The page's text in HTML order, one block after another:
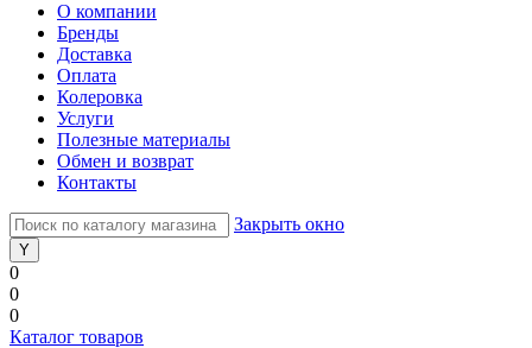
О компании
Бренды
Доставка
Оплата
Колеровка
Услуги
Полезные материалы
Обмен и возврат
Контакты
Закрыть окно
0
0
0
Каталог товаров